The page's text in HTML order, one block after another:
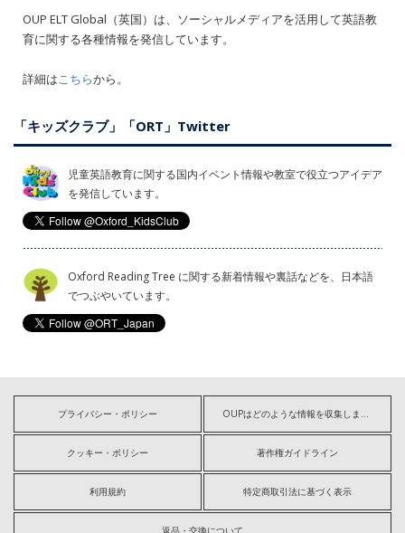
OUP ELT Global（英国）は、ソーシャルメディアを活用して英語教
育に関する各種情報を発信しています。
詳細はこちらから。
「キッズクラブ」「ORT」Twitter
児童英語教育に関する国内イベント情報や教室で役立つアイデア
を発信しています。
Oxford Reading Tree に関する新着情報や裏話などを、日本語
でつぶやいています。
プライバシー・ポリシー
クッキー・ポリシー 著作権ガイドライン
利用規約 特定商取引法に基づく表示
返品・交換について